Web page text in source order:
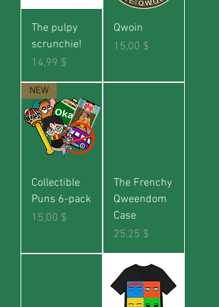
The pulpy
scrunchie!
Prix
14,99 $
Qwoin
Prix
15,00 $
NEW
Collectible
Puns 6-pack
Prix
15,00 $
The Frenchy
Qweendom
Case
Prix
25,25 $